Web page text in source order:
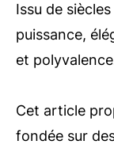
Issu de
puissance,
et
Cet article
fondée sur